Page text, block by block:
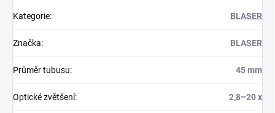
Kategorie: BLASER
Značka: BLASER
Průměr tubusu: 45 mm
Optické zvětšení: 2,8–20 x